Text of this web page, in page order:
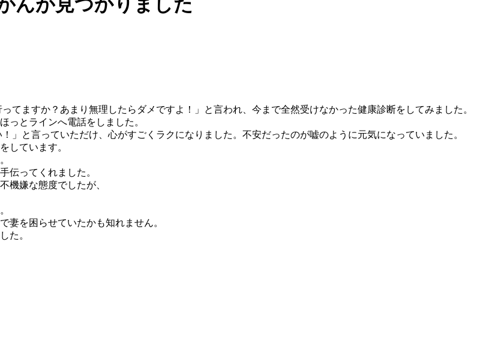
んが見つかりました
てますか？あまり無理したらダメですよ！」と言われ、今まで全然受けなかった健康診断をしてみました。
っとラインへ電話をしました。
」と言っていただけ、心がすごくラクになりました。不安だったのが嘘のように元気になっていました。
しています。
伝ってくれました。
機嫌な態度でしたが、
妻を困らせていたかも知れません。
た。